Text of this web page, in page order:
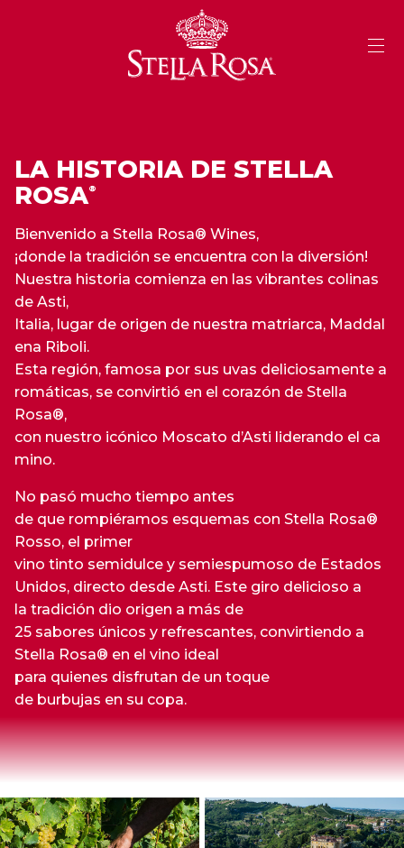
LA HISTORIA DE STELLA
ROSA®
Bienvenido a Stella Rosa® Wines,
¡donde la tradición se encuentra con la diversión!
Nuestra historia comienza en las vibrantes colinas
de Asti,
Italia, lugar de origen de nuestra matriarca, Maddal
ena Riboli.
Esta región, famosa por sus uvas deliciosamente a
romáticas, se convirtió en el corazón de Stella
Rosa®,
con nuestro icónico Moscato d’Asti liderando el ca
mino.
No pasó mucho tiempo antes
de que rompiéramos esquemas con Stella Rosa®
Rosso, el primer
vino tinto semidulce y semiespumoso de Estados
Unidos, directo desde Asti. Este giro delicioso a
la tradición dio origen a más de
25 sabores únicos y refrescantes, convirtiendo a
Stella Rosa® en el vino ideal
para quienes disfrutan de un toque
de burbujas en su copa.